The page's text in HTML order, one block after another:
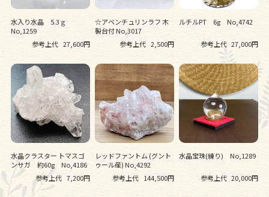
水入り水晶 5.3ｇ
No,1259
参考上代 27,600円
☆アベンチュリンラフ 木
製台付 No,3017
参考上代 2,500円
ルチルPT 6g No,4742
参考上代 27,000円
水晶クラスター トマスゴ
ンサガ 約60g No,4186
参考上代 7,200円
レッドファントム (グント
ゥール産) No,4292
参考上代 144,500円
水晶宝珠(練り) No,1289
参考上代 20,000円